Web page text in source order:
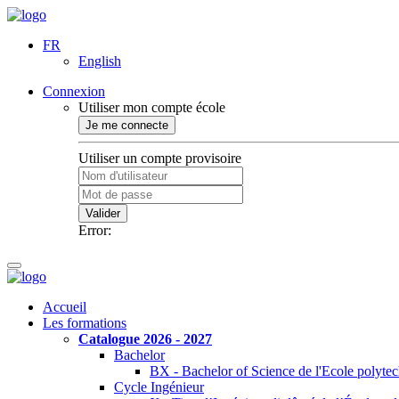
FR
English
Connexion
Utiliser mon compte école
Je me connecte
Utiliser un compte provisoire
Valider
Error:
Accueil
Les formations
Catalogue 2026 - 2027
Bachelor
BX - Bachelor of Science de l'Ecole
Cycle Ingénieur